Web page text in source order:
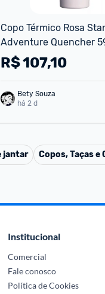
Copo Térmico Rosa
Adventure Quencher
R$107,10
Bety Souza
há 2 d
jantar Copos, Taças e
Institucional
Comercial
Fale conosco
Política de Cookies